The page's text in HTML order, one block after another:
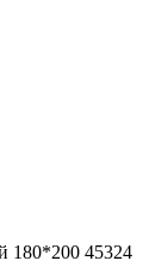
180*200 45324